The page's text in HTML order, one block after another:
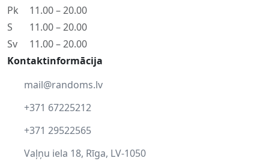
Pk
11.00 – 20.00
S
11.00 – 20.00
Sv
11.00 – 20.00
Kontaktinformācija
mail@randoms.lv
+371 67225212
+371 29522565
Vaļņu iela 18, Rīga, LV-1050